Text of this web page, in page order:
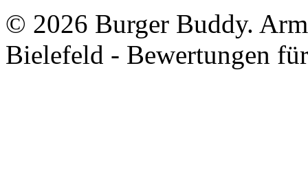
© 2026 Burger Buddy.
Bielefeld - Bewertungen